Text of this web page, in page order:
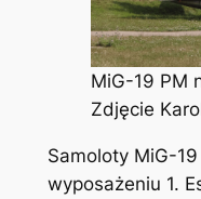
MiG-19 PM
Zdjęcie
Samoloty MiG-19
wyposażeniu 1.